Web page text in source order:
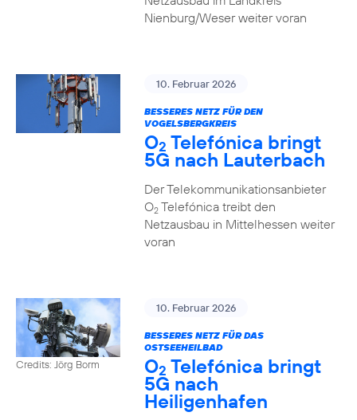
Nienburg/Weser weiter voran
10. Februar 2026
BESSERES NETZ FÜR DEN
VOGELSBERGKREIS
O2 Telefónica bringt
5G nach Lauterbach
Der Telekommunikationsanbieter
O2Telefónica treibt den
Netzausbau in Mittelhessen weiter
voran
Credits: Jörg Borm
10. Februar 2026
BESSERES NETZ FÜR DAS
OSTSEEHEILBAD
O2 Telefónica bringt
5G nach
Heiligenhafen